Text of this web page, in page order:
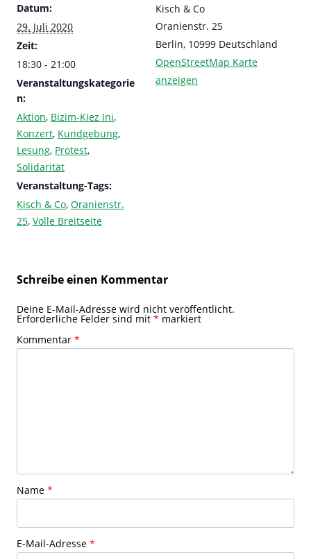
Datum:
29. Juli 2020
Zeit:
18:30 - 21:00
Veranstaltungskategorie
n:
Aktion, Bizim-Kiez Ini,
Konzert, Kundgebung,
Lesung, Protest,
Solidarität
Veranstaltung-Tags:
Kisch & Co, Oranienstr.
25, Volle Breitseite
Kisch & Co
Oranienstr. 25
Berlin, 10999 Deutschland
OpenStreetMap Karte
anzeigen
Schreibe einen Kommentar
Deine E-Mail-Adresse wird nicht veröffentlicht.
Erforderliche Felder sind mit * markiert
Kommentar *
Name *
E-Mail-Adresse *